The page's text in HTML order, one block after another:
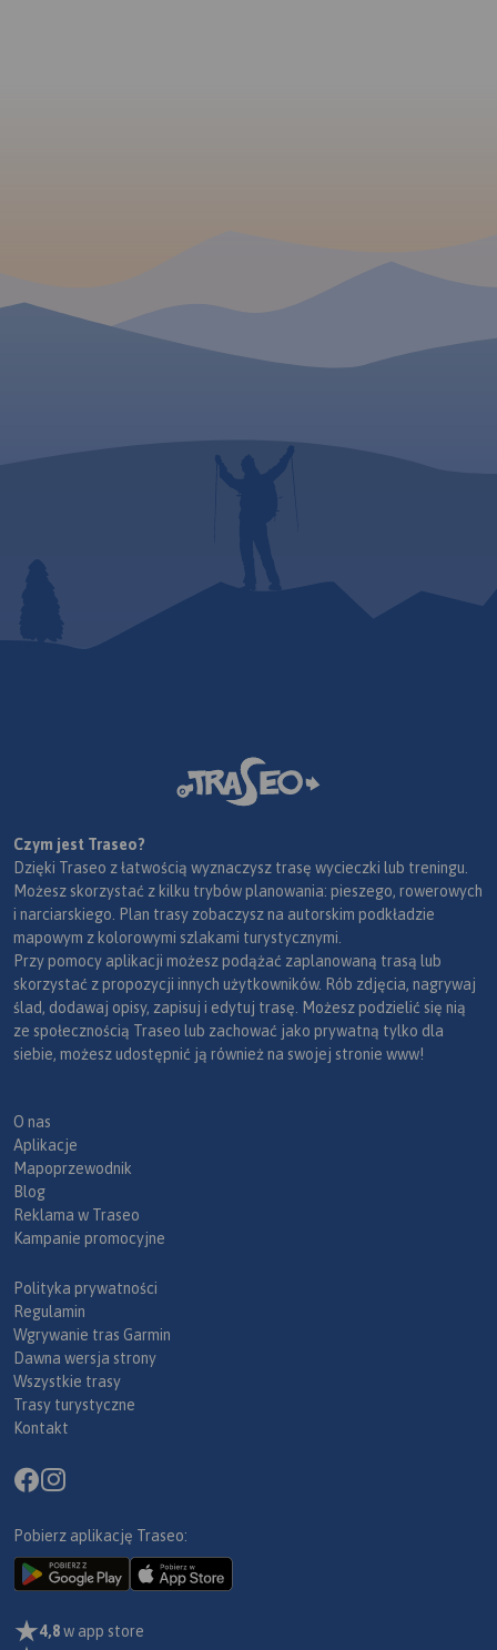
Czym jest Traseo?
Dzięki Traseo z łatwością wyznaczysz trasę wycieczki lub treningu.
Możesz skorzystać z kilku trybów planowania: pieszego, rowerowych
i narciarskiego. Plan trasy zobaczysz na autorskim podkładzie
mapowym z kolorowymi szlakami turystycznymi.
Przy pomocy aplikacji możesz podążać zaplanowaną trasą lub
skorzystać z propozycji innych użytkowników. Rób zdjęcia, nagrywaj
ślad, dodawaj opisy, zapisuj i edytuj trasę. Możesz podzielić się nią
ze społecznością Traseo lub zachować jako prywatną tylko dla
siebie, możesz udostępnić ją również na swojej stronie www!
O nas
Aplikacje
Mapoprzewodnik
Blog
Reklama w Traseo
Kampanie promocyjne
Polityka prywatności
Regulamin
Wgrywanie tras Garmin
Dawna wersja strony
Wszystkie trasy
Trasy turystyczne
Kontakt
Pobierz aplikację Traseo:
4,8w app store